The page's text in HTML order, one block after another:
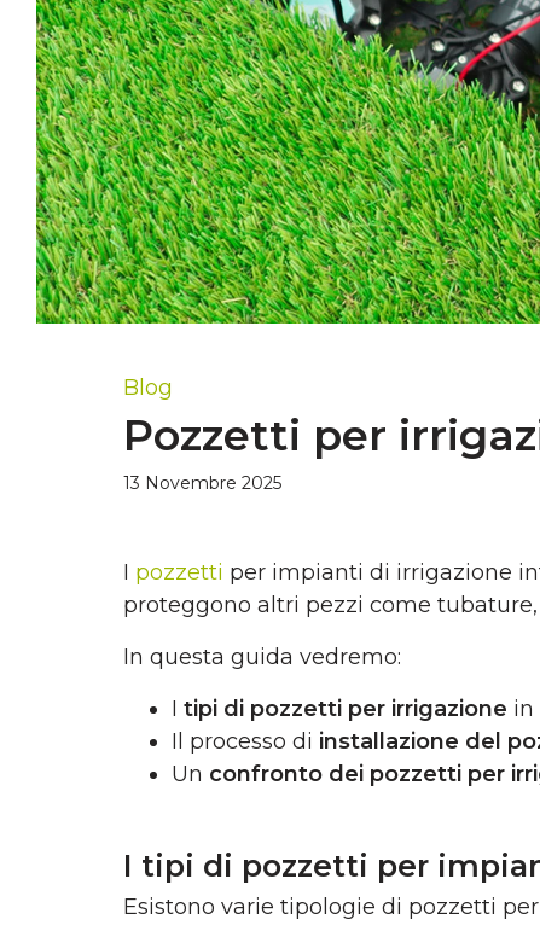
Blog
Pozzetti per
13 Novembre 2025
I pozzetti per impianti di irrigazione
proteggono altri pezzi come tubature,
In questa guida vedremo:
I tipi di pozzetti per irrigazione in
Il processo di installazione del
Un confronto dei pozzetti per
I tipi di pozzetti per
Esistono varie tipologie di pozzetti